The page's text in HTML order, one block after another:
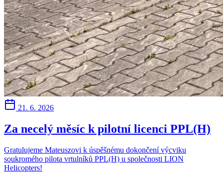
21. 6. 2026
Za necelý měsíc k pilotní licenci PPL(H)
Gratulujeme Mateuszovi k úspěšnému dokončení výcviku
soukromého pilota vrtulníků PPL(H) u společnosti LION
Helicopters!